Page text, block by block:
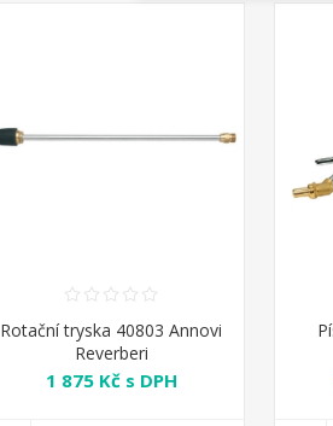
Rotační tryska 40803 Annovi
Reverberi
1 875 Kč s DPH